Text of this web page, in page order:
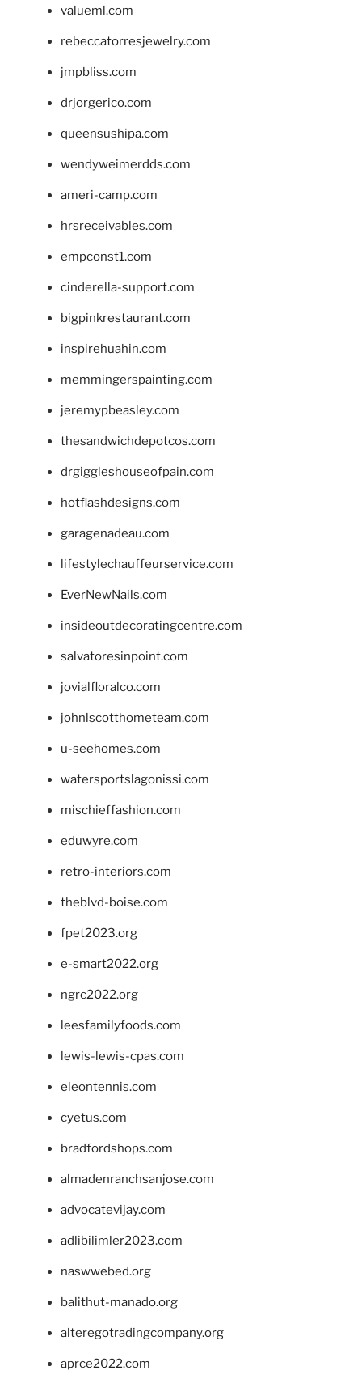
valueml.com
rebeccatorresjewelry.com
jmpbliss.com
drjorgerico.com
queensushipa.com
wendyweimerdds.com
ameri-camp.com
hrsreceivables.com
empconst1.com
cinderella-support.com
bigpinkrestaurant.com
inspirehuahin.com
memmingerspainting.com
jeremypbeasley.com
thesandwichdepotcos.com
drgiggleshouseofpain.com
hotflashdesigns.com
garagenadeau.com
lifestylechauffeurservice.com
EverNewNails.com
insideoutdecoratingcentre.com
salvatoresinpoint.com
jovialfloralco.com
johnlscotthometeam.com
u-seehomes.com
watersportslagonissi.com
mischieffashion.com
eduwyre.com
retro-interiors.com
theblvd-boise.com
fpet2023.org
e-smart2022.org
ngrc2022.org
leesfamilyfoods.com
lewis-lewis-cpas.com
eleontennis.com
cyetus.com
bradfordshops.com
almadenranchsanjose.com
advocatevijay.com
adlibilimler2023.com
naswwebed.org
balithut-manado.org
alteregotradingcompany.org
aprce2022.com